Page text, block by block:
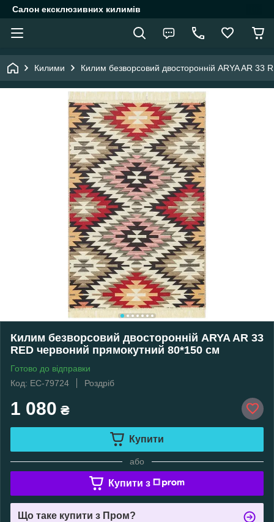
Салон ексклюзивних килимів
Килими Килим безворсовий двосторонній ARYA AR 33
Килим безворсовий двосторонній ARYA AR 33
RED червоний прямокутний 80*150 см
Готово до відправки
Код: EC-79724
Роздріб
1 080 ₴
Купити
або
Купити з
Що таке купити з Пром?